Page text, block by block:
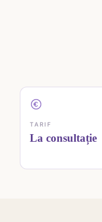
TARIF
La consultație